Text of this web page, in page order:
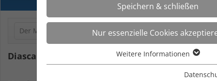
Der Mietpool
Toggle
Diascanner - FAQ
Speichern & schließen
Nur essenzielle Cookies
Essenzielle Cookies werden für grundlegende
Weitere Informationen